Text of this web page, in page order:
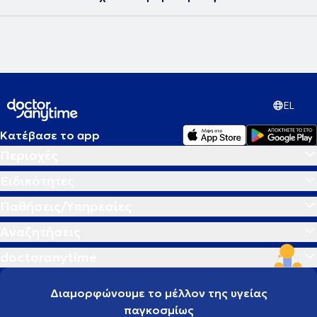
EL
Κατέβασε το app
Διαμορφώνουμε το μέλλον της υγείας
παγκοσμίως